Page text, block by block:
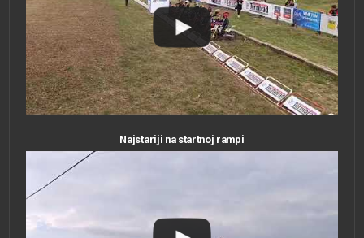
Najstariji na startnoj rampi